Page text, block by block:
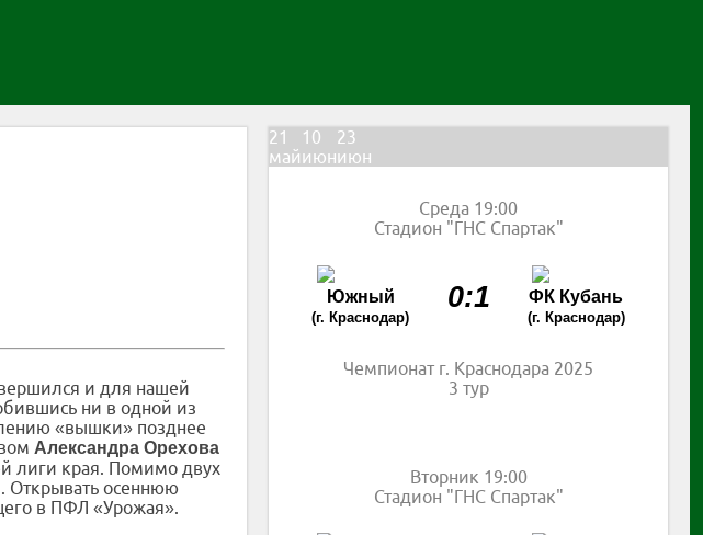
и для нашей
ни в одной из
«вышки» позднее
Александра Орехова
лиги края. Помимо двух
Открывать осеннюю
в ПФЛ «Урожая».
21
май
10
июн
23
июн
Среда 19:00
Стадион "ГНС Спартак"
Южный
(г. Краснодар)
0:1 ФК Кубань
(г. Краснодар)
Чемпионат г. Краснодара 2025
3 тур
Вторник 19:00
Стадион "ГНС Спартак"